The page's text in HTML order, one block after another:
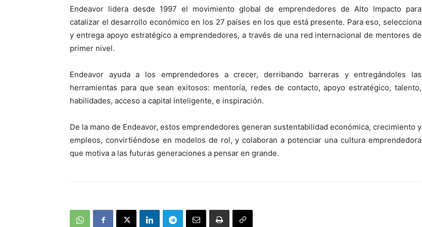
Endeavor lidera desde 1997 el movimiento global de emprendedores de Alto Impacto para
catalizar el desarrollo económico en los 27 países en los que está presente. Para eso, selecciona
y entrega apoyo estratégico a emprendedores, a través de una red internacional de mentores de
primer nivel.
Endeavor ayuda a los emprendedores a crecer, derribando barreras y entregándoles las
herramientas para que sean exitosos: mentoría, redes de contacto, apoyo estratégico, talento,
habilidades, acceso a capital inteligente, e inspiración.
De la mano de Endeavor, estos emprendedores generan sustentabilidad económica, crecimiento y
empleos, convirtiéndose en modelos de rol, y colaboran a potenciar una cultura emprendedora
que motiva a las futuras generaciones a pensar en grande.